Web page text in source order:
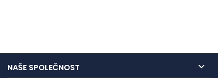
NAŠE SPOLEČNOST 